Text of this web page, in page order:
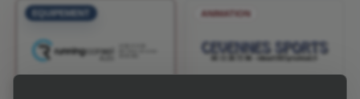
EQUIPEMENT ANIMATION